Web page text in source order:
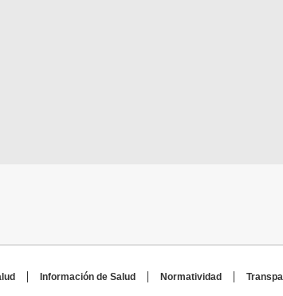
Información de Salud Normatividad